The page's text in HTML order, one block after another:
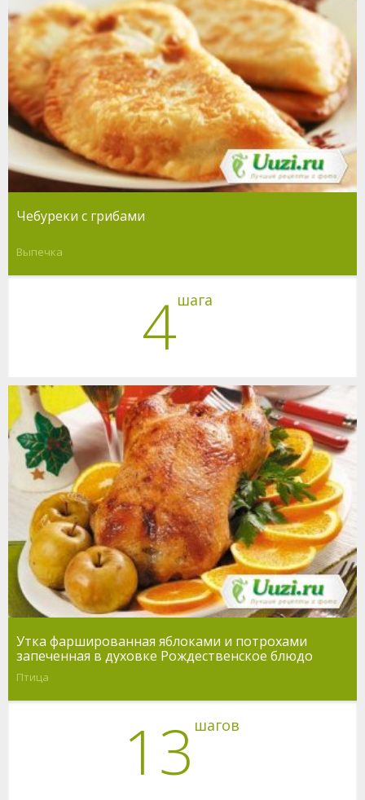
Чебуреки с грибами
Выпечка
4шага
Утка фаршированная яблоками и потрохами
запеченная в духовке Рождественское блюдо
Птица
13 шагов